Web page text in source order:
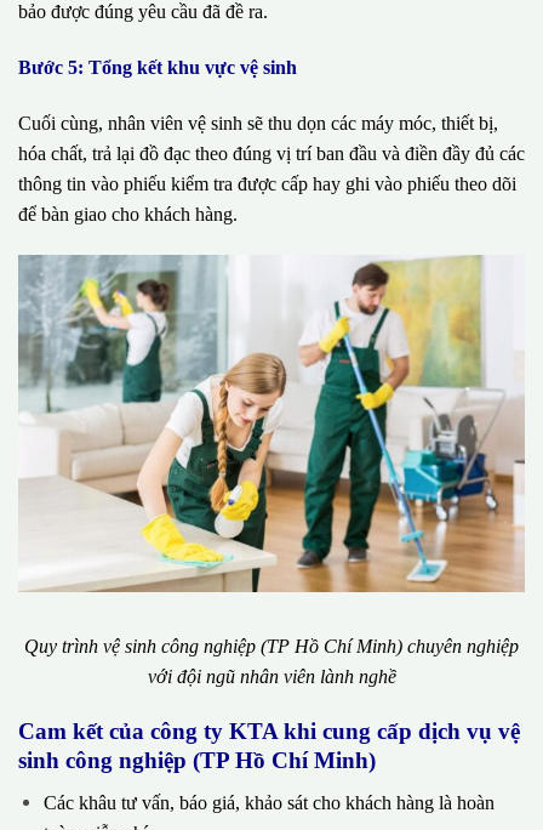
bảo được đúng yêu cầu đã đề ra.
Bước 5: Tổng kết khu vực vệ sinh
Cuối cùng, nhân viên vệ sinh sẽ thu dọn các máy móc, thiết bị,
hóa chất, trả lại đồ đạc theo đúng vị trí ban đầu và điền đầy đủ các
thông tin vào phiếu kiểm tra được cấp hay ghi vào phiếu theo dõi
để bàn giao cho khách hàng.
Quy trình vệ sinh công nghiệp (TP Hồ Chí Minh) chuyên nghiệp
với đội ngũ nhân viên lành nghề
Cam kết của công ty KTA khi cung cấp dịch vụ vệ
sinh công nghiệp (TP Hồ Chí Minh)
Các khâu tư vấn, báo giá, khảo sát cho khách hàng là hoàn